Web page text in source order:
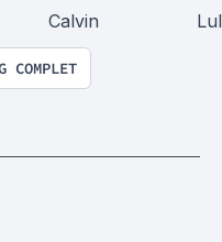
Calvin
COMPLET